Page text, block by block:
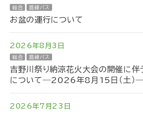
総合 路線バス
お盆の運行について
2026年8月3日
総合 路線バス
吉野川祭り納涼花火大会の開催に伴
について―2026年8月15日（土）―
2026年7月23日